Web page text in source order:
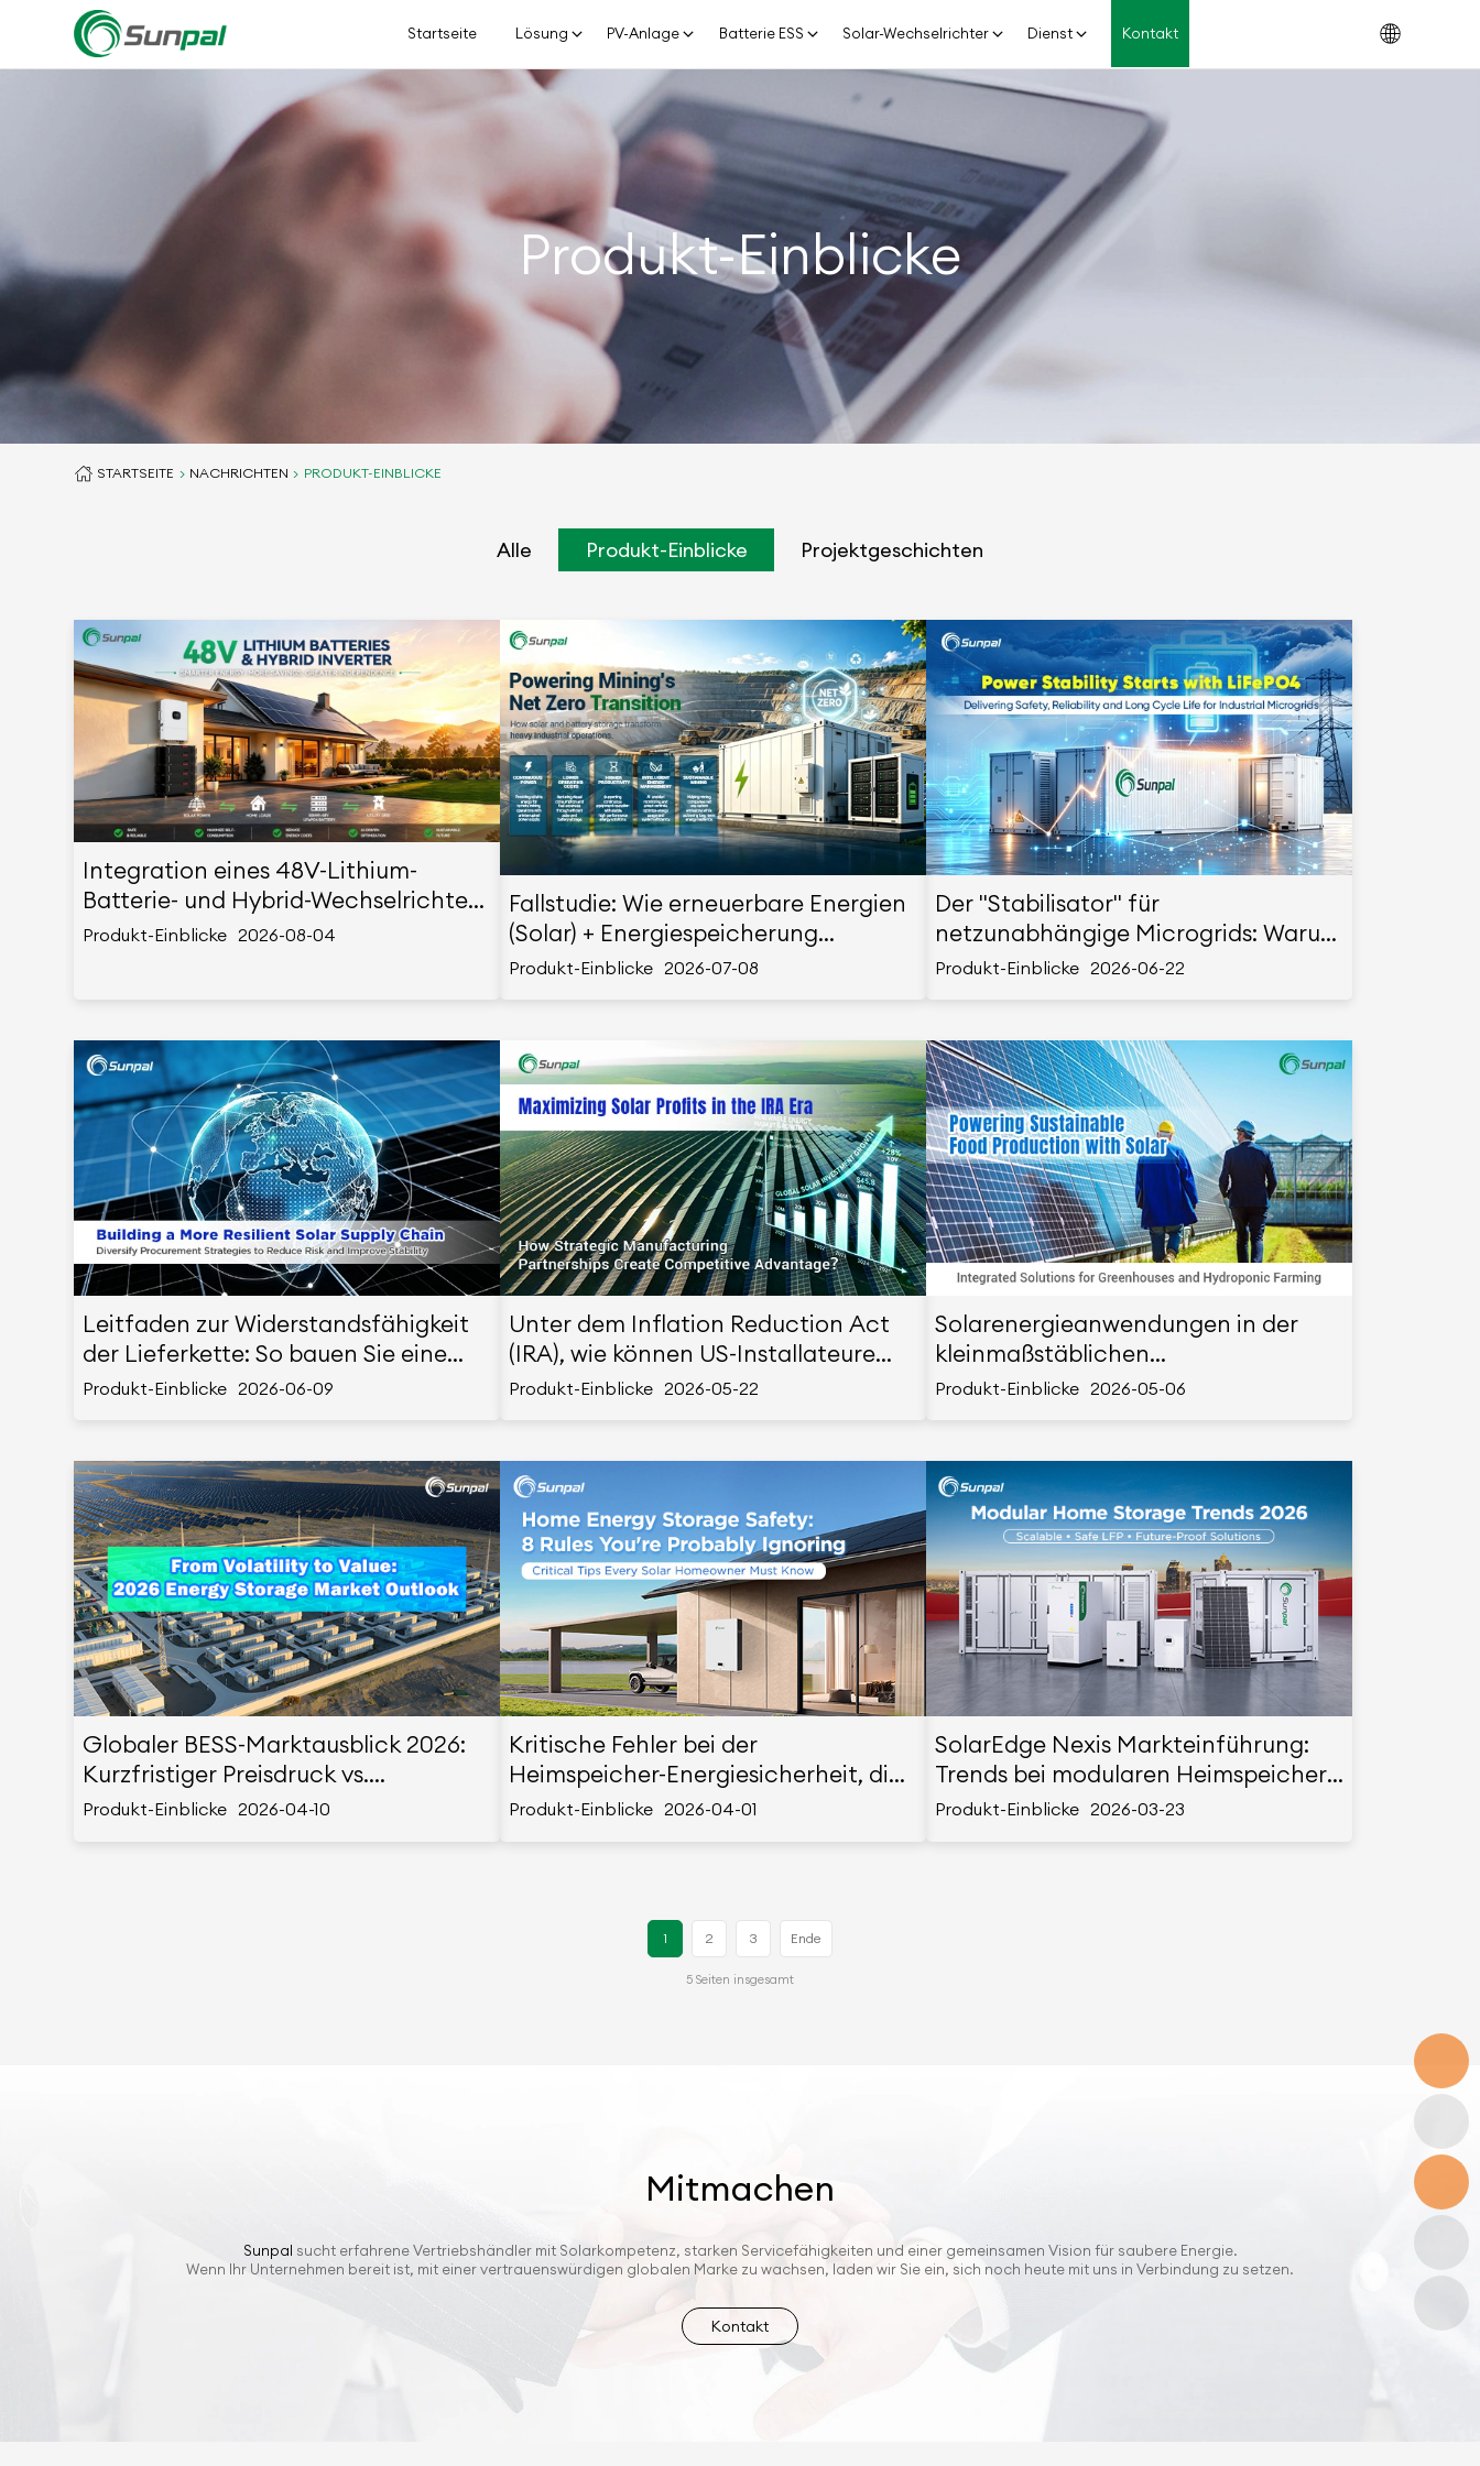
Startseite Lösung PV-Anlage Batterie ESS Solar-Wechselrichter Dienst Kontakt
Produkt-Einblicke
STARTSEITE NACHRICHTEN PRODUKT-EINBLICKE
Alle Produkt-Einblicke Projektgeschichten
Integration eines 48V-Lithium-
Batterie- und Hybrid-Wechselrichter-
Solarstromsystems: Ein vollständiger
Produkt-Einblicke 2026-08-04
Fallstudie: Wie erneuerbare Energien
(Solar) + Energiespeicherung
Bergbaukonzerne in Richtung Netto-
Produkt-Einblicke 2026-07-08
Der "Stabilisator" für
netzunabhängige Microgrids: Warum
sind LiFePO4-Akkus die Top-Wahl für
Produkt-Einblicke 2026-06-22
Leitfaden zur Widerstandsfähigkeit
der Lieferkette: So bauen Sie eine
Beschaffungsstrategie für Solar +
Produkt-Einblicke 2026-06-09
Unter dem Inflation Reduction Act
(IRA), wie können US-Installateure
ihre Gewinne maximieren, indem sie
Produkt-Einblicke 2026-05-22
Solarenergieanwendungen in der
kleinmaßstäblichen
Lebensmittelproduktion: Integrierte
Produkt-Einblicke 2026-05-06
Globaler BESS-Marktausblick 2026:
Kurzfristiger Preisdruck vs.
langfristiger Kostenrückgang
Produkt-Einblicke 2026-04-10
Kritische Fehler bei der
Heimspeicher-Energiesicherheit, die
die meisten Hausbesitzer 2026
Produkt-Einblicke 2026-04-01
SolarEdge Nexis Markteinführung:
Trends bei modularen Heimspeichern
2026
Produkt-Einblicke 2026-03-23
1 2 3 Ende
5 Seiten insgesamt
Mitmachen
Sunpal sucht erfahrene Vertriebshändler mit Solarkompetenz, starken Servicefähigkeiten und einer gemeinsamen Vision für saubere Energie.
Wenn Ihr Unternehmen bereit ist, mit einer vertrauenswürdigen globalen Marke zu wachsen, laden wir Sie ein, sich noch heute mit uns in Verbindung zu setzen.
Kontakt